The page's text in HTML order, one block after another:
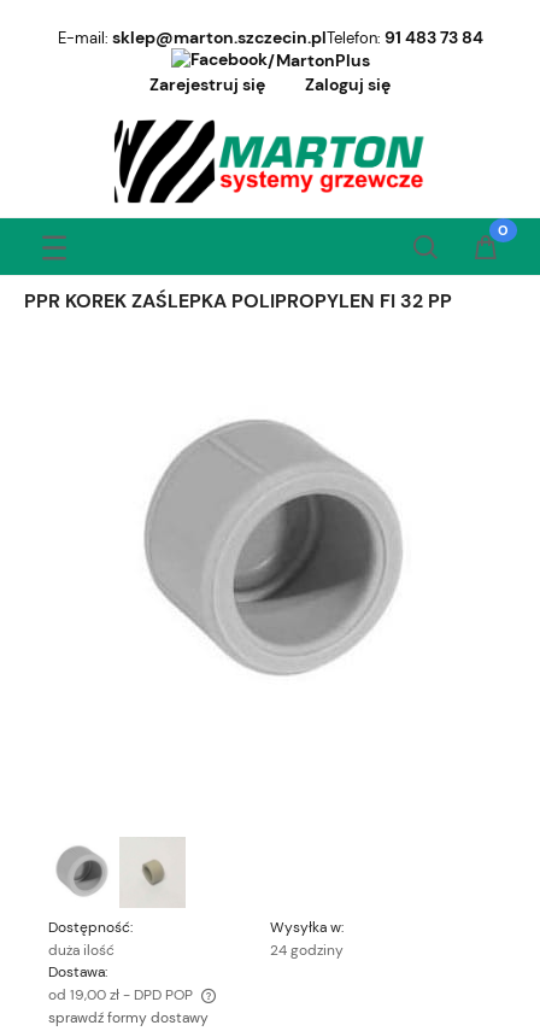
E-mail: sklep@marton.szczecin.plTelefon: 91 483 73 84
/MartonPlus
Zarejestruj się
Zaloguj się
PPR KOREK ZAŚLEPKA POLIPROPYLEN FI 32 PP
Dostępność:
duża ilość
Wysyłka w:
24 godziny
Dostawa:
od 19,00 zł- DPD POP
Cena nie zawiera ewentualnych kosztów płatności
sprawdź formy dostawy